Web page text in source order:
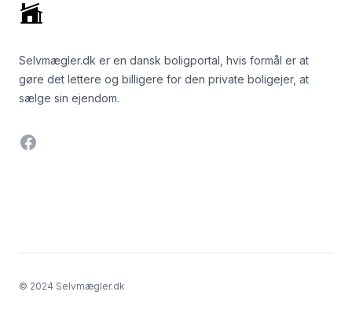
Selvmægler.dk er en dansk boligportal, hvis formål er at
gøre det lettere og billigere for den private boligejer, at
sælge sin ejendom.
Facebook
© 2024 Selvmægler.dk